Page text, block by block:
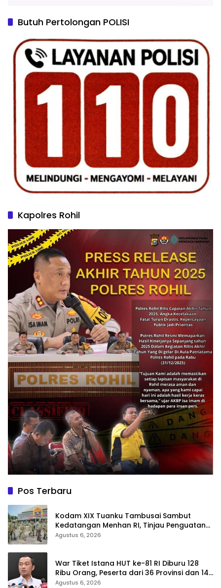
Butuh Pertolongan POLISI
Kapolres Rohil
Pos Terbaru
Kodam XIX Tuanku Tambusai Sambut
Kedatangan Menhan RI, Tinjau Penguatan
Yonif TP di Bengkalis dan Kampar
Agustus 6, 2026
War Tiket Istana HUT ke-81 RI Diburu 128
Ribu Orang, Peserta dari 36 Provinsi dan 14
Negara
Agustus 6, 2026